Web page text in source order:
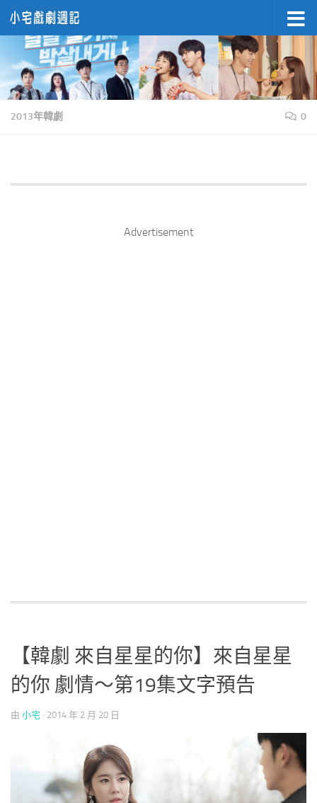
Skip to content
2013年韓劇 0
Advertisement
【韓劇 來自星星的你】來自星星
的你 劇情～第19集文字預告
由 小宅 · 2014 年 2 月 20 日